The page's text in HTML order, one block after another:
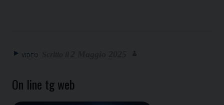
VIDEO
On line tg web